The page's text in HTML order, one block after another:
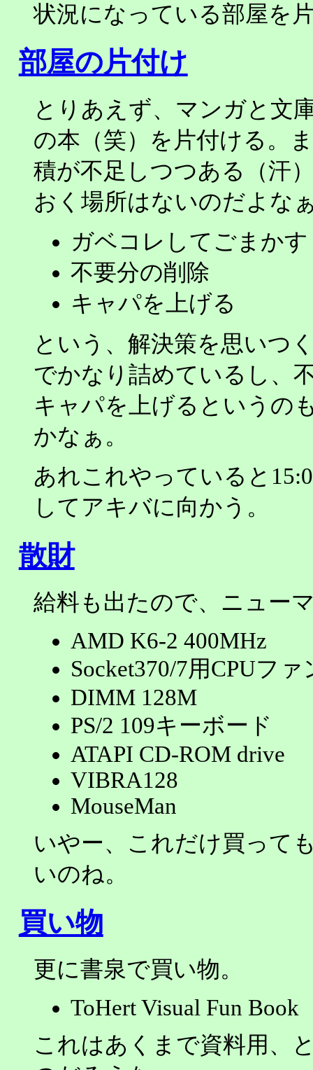
状況になっている部屋を
部屋の片付け
とりあえず、マンガと文
の本（笑）を片付ける。
積が不足しつつある（汗
おく場所はないのだよな
ガベコレしてごまかす
不要分の削除
キャパを上げる
という、解決策を思いつ
でかなり詰めているし、
キャパを上げるというの
かなぁ。
あれこれやっていると
してアキバに向かう。
散財
給料も出たので、ニュー
AMD K6-2 400MHz
Socket370/7用CPUファ
DIMM 128M
PS/2 109キーボード
ATAPI CD-ROM drive
VIBRA128
MouseMan
いやー、これだけ買って
いのね。
買い物
更に書泉で買い物。
ToHert Visual Fun Book
これはあくまで資料用、